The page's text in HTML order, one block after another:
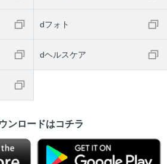
dフォト
dヘルスケア
ンロードはコチラ